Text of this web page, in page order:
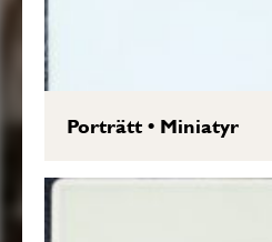
Porträtt• Miniatyr